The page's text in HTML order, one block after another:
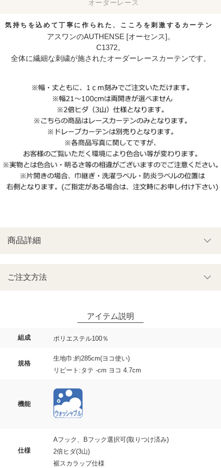
気持ちを込めて丁寧に作られた、こころを刺激するカーテン
オーダーレース
組成 ポリエステル100％
規格
生地巾:約285cm(ヨコ使い)
リピート:タテ -cm ヨコ 4.7cm
機能
仕様
Aフック、Bフック選択可(取りつけ済み)
2倍ヒダ(3山)
裾スカラップ仕様
アスワンのAUTHENSE [オーセンス]。
C1372。
全体に繊細な刺繍が施されたオーダーレースカーテンです。
ご注文方法
商品詳細